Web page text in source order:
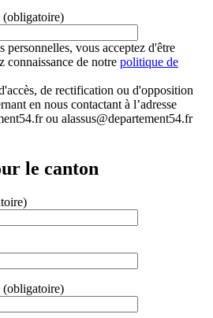
(obligatoire)
personnelles, vous acceptez d'être
connaissance de notre politique de
de rectification ou d'opposition
en nous contactant à l’adresse
ou alassus@departement54.fr
le canton
(obligatoire)